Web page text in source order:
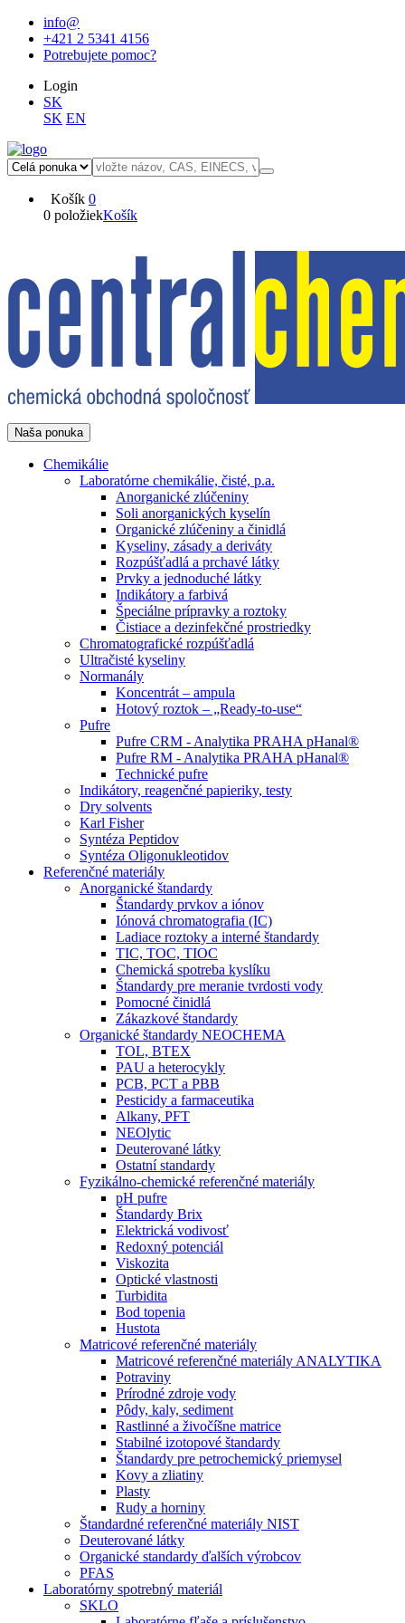
info@
+421 2 5341 4156
Potrebujete pomoc?
Login
SK
SK EN
Košík 0
0 položiekKošík
Naša ponuka
Chemikálie
Laboratórne chemikálie, čisté, p.a.
Anorganické zlúčeniny
Soli anorganických kyselín
Organické zlúčeniny a činidlá
Kyseliny, zásady a deriváty
Rozpúšťadlá a prchavé látky
Prvky a jednoduché látky
Indikátory a farbivá
Špeciálne prípravky a roztoky
Čistiace a dezinfekčné prostriedky
Chromatografické rozpúšťadlá
Ultračisté kyseliny
Normanály
Koncentrát – ampula
Hotový roztok – „Ready-to-use“
Pufre
Pufre CRM - Analytika PRAHA pHanal®
Pufre RM - Analytika PRAHA pHanal®
Technické pufre
Indikátory, reagenčné papieriky, testy
Dry solvents
Karl Fisher
Syntéza Peptidov
Syntéza Oligonukleotidov
Referenčné materiály
Anorganické štandardy
Štandardy prvkov a iónov
Iónová chromatografia (IC)
Ladiace roztoky a interné štandardy
TIC, TOC, TIOC
Chemická spotreba kyslíku
Štandardy pre meranie tvrdosti vody
Pomocné činidlá
Zákazkové štandardy
Organické štandardy NEOCHEMA
TOL, BTEX
PAU a heterocykly
PCB, PCT a PBB
Pesticidy a farmaceutika
Alkany, PFT
NEOlytic
Deuterované látky
Ostatní standardy
Fyzikálno-chemické referenčné materiály
pH pufre
Štandardy Brix
Elektrická vodivosť
Redoxný potenciál
Viskozita
Optické vlastnosti
Turbidita
Bod topenia
Hustota
Matricové referenčné materiály
Matricové referenčné materiály ANALYTIKA
Potraviny
Prírodné zdroje vody
Pôdy, kaly, sediment
Rastlinné a živočíšne matrice
Stabilné izotopové štandardy
Štandardy pre petrochemický priemysel
Kovy a zliatiny
Plasty
Rudy a horniny
Štandardné referenčné materiály NIST
Deuterované látky
Organické standardy ďalších výrobcov
PFAS
Laboratórny spotrebný materiál
SKLO